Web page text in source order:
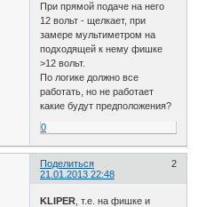
При прямой подаче на него
12 вольт - щелкает, при
замере мультиметром на
подходящей к нему фишке
>12 вольт.
По логике должно все
работать, но не работает
какие будут предположения?
0
Поделиться
2
21.01.2013 22:48
KLIPER , т.е. на фишке и